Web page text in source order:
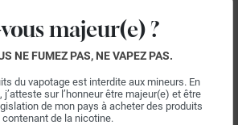
majeur(e) ?
NE FUMEZ PAS, NE VAPEZ PAS.
du vapotage est interdite aux mineurs. En
sur l’honneur être majeur(e) et être
de mon pays à acheter des produits
contenant de la nicotine.